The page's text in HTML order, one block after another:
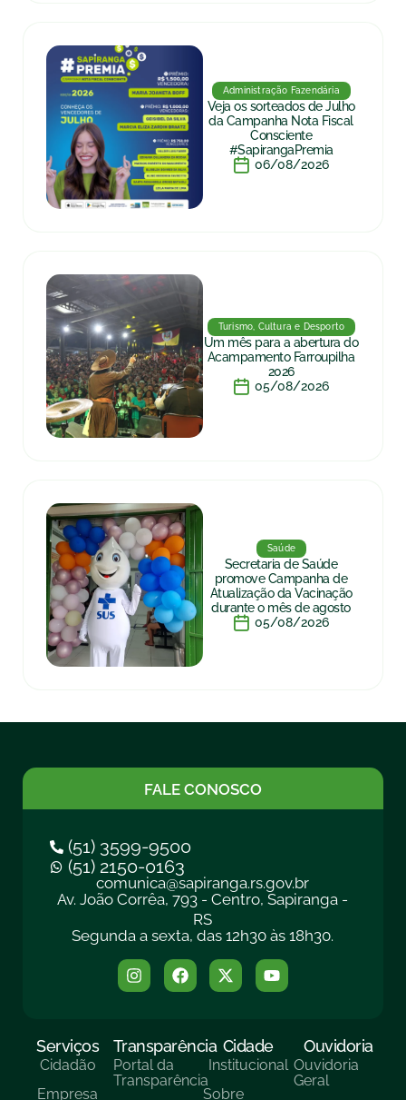
Administração Fazendária
Veja os sorteados de Julho
da Campanha Nota Fiscal
Consciente
#SapirangaPremia
06/08/2026
Turismo, Cultura e Desporto
Um mês para a abertura do
Acampamento Farroupilha
2026
05/08/2026
Saúde
Secretaria de Saúde
promove Campanha de
Atualização da Vacinação
durante o mês de agosto
05/08/2026
FALE CONOSCO
(51) 3599-9500
(51) 2150-0163
comunica@sapiranga.rs.gov.br
Av. João Corrêa, 793 - Centro, Sapiranga -
RS
Segunda a sexta, das 12h30 às 18h30.
Serviços
Cidadão
Empresa
Transparência
Portal da
Transparência
Cidade
Institucional
Sobre
Ouvidoria
Ouvidoria
Geral